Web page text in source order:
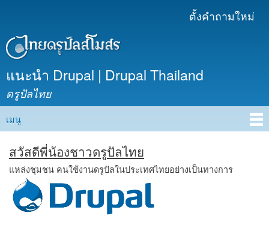
เนื้อหา
ตั้งคำถามใหม่
แนะนำ Drupal | Drupal Thailand
ดรูปัลไทย
Main menu
เมนู
สวัสดีพี่น้องชาวดรูปัลไทย
แหล่งชุมชน คนใช้งานดรูปัลในประเทศไทยอย่างเป็นทางการ